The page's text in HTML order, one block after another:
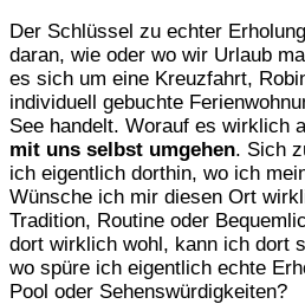
Der Schlüssel zu echter
daran, wie oder wo wir Urlaub
es sich um eine Kreuzfahrt,
individuell gebuchte
See handelt. Worauf es wirklich
mit uns selbst umgehen. Sich
ich eigentlich dorthin, wo ich
Wünsche ich mir diesen Ort
Tradition, Routine oder
dort wirklich wohl, kann ich dort
wo spüre ich eigentlich echte
Pool oder Sehenswürdigkeiten?